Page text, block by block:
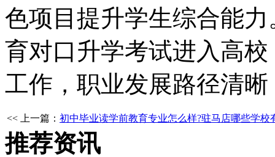
色项目提升学生综合能
育对口升学考试进入高
工作，职业发展路径清
<< 上一篇： 初中毕业读学前教育专业怎么样?驻马店哪些学校
推荐资讯